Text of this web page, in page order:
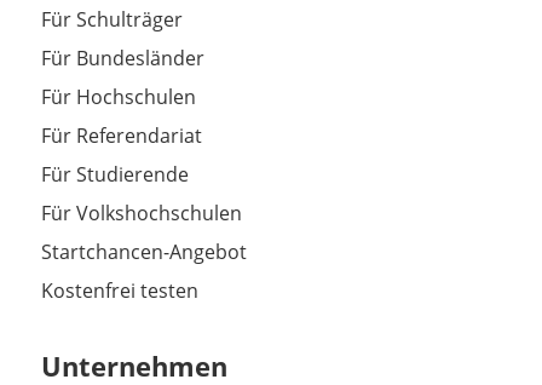
Für Schulträger
Für Bundesländer
Für Hochschulen
Für Referendariat
Für Studierende
Für Volkshochschulen
Startchancen-Angebot
Kostenfrei testen
Unternehmen